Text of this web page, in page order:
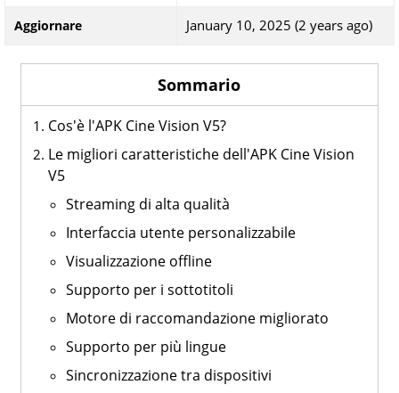
Aggiornare January 10, 2025 (2 years ago)
Sommario
Cos'è l'APK Cine Vision V5?
Le migliori caratteristiche dell'APK Cine Vision
V5
Streaming di alta qualità
Interfaccia utente personalizzabile
Visualizzazione offline
Supporto per i sottotitoli
Motore di raccomandazione migliorato
Supporto per più lingue
Sincronizzazione tra dispositivi